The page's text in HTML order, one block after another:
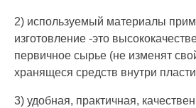
2) используемый материалы
изготовление -это
первичное сырье (не изменят
хранящеся средств внутри
3) удобная, практичная,